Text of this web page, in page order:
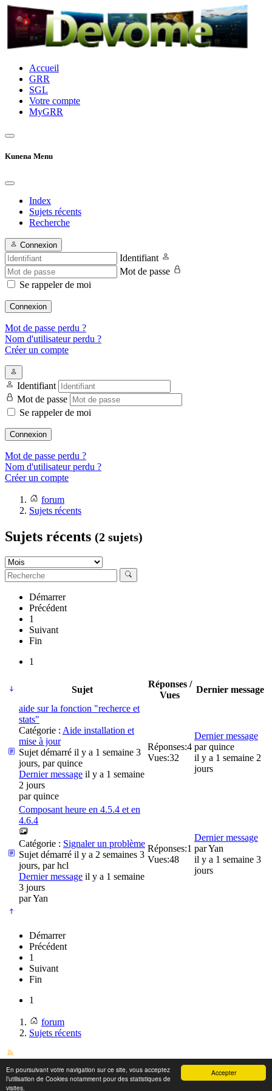
Accepter
En poursuivant votre navigation sur ce site, vous acceptez
l’utilisation de Cookies notamment pour des statistiques de
visites.
Accueil
GRR
SGL
Votre compte
MyGRR
Kunena Menu
Index
Sujets récents
Recherche
Connexion
Identifiant
Mot de passe
Se rappeler de moi
Connexion
Mot de passe perdu ?
Nom d'utilisateur perdu ?
Créer un compte
Identifiant
Mot de passe
Se rappeler de moi
Connexion
Mot de passe perdu ?
Nom d'utilisateur perdu ?
Créer un compte
forum
Sujets récents
Sujets récents (2 sujets)
Démarrer
Précédent
1
Suivant
Fin
1
Sujet
Réponses /
Vues
Dernier message
aide sur la fonction "recherce et
stats"
Catégorie : Aide installation et
mise à jour
Sujet démarré il y a 1 semaine 3
jours, parquince
Dernier message il y a 1 semaine
2 jours
parquince
Réponses:4
Vues:32
Dernier message
parquince
il y a 1 semaine 2
jours
Composant heure en 4.5.4 et en
4.6.4
Catégorie : Signaler un problème
Sujet démarré il y a 2 semaines 3
jours, parhcl
Dernier message il y a 1 semaine
3 jours
parYan
Réponses:1
Vues:48
Dernier message
parYan
il y a 1 semaine 3
jours
Démarrer
Précédent
1
Suivant
Fin
1
forum
Sujets récents
Propulsé par
Kunena
© Team DEVOME 2007 - 2026
Back to top